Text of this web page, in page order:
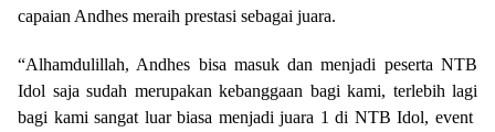
capaian Andhes meraih prestasi sebagai juara.
“Alhamdulillah, Andhes bisa masuk dan menjadi peserta NTB
Idol saja sudah merupakan kebanggaan bagi kami, terlebih lagi
bagi kami sangat luar biasa menjadi juara 1 di NTB Idol, event